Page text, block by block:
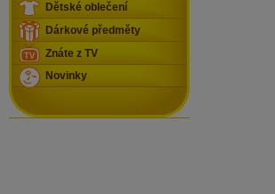
Dětské oblečení
Dárkové předměty
Znáte z TV
Novinky